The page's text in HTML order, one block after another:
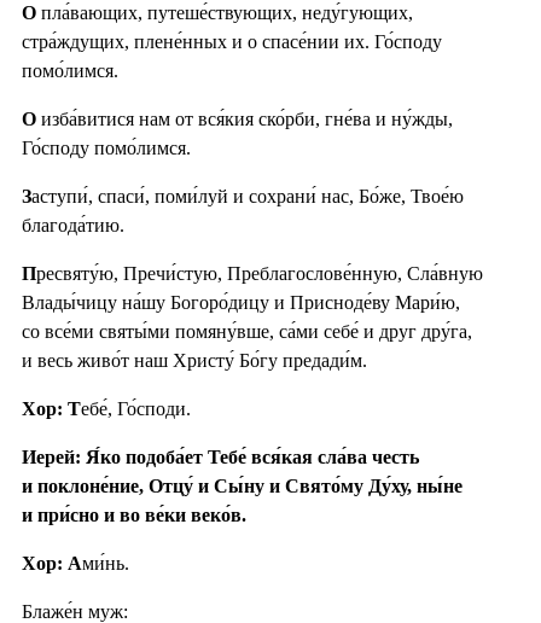
О пла́вающих, путеше́ствующих, неду́гующих,
стра́ждущих, плене́нных и о спасе́нии их. Го́споду
помо́лимся.
О изба́витися нам от вся́кия ско́рби, гне́ва и ну́жды,
Го́споду помо́лимся.
Заступи́, спаси́, поми́луй и сохрани́ нас, Бо́же, Твое́ю
благода́тию.
Пресвяту́ю, Пречи́стую, Преблагослове́нную, Сла́вную
Влады́чицу на́шу Богоро́дицу и Присноде́ву Мари́ю,
со все́ми святы́ми помяну́вше, са́ми себе́ и друг дру́га,
и весь живо́т наш Христу́ Бо́гу предади́м.
Хор: Тебе́, Го́споди.
Иерей: Я́ко подоба́ет Тебе́ вся́кая сла́ва честь
и поклоне́ние, Отцу́ и Сы́ну и Свято́му Ду́ху, ны́не
и при́сно и во ве́ки веко́в.
Хор: Ами́нь.
Блаже́н муж: